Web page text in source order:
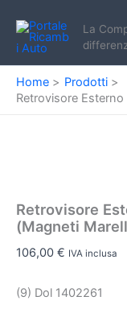
contenuto
La
Home
Prodotti
Retrovisore
Retrovisore
(Magneti
106,00 € IVA inclusa
(9) Dol 1402261